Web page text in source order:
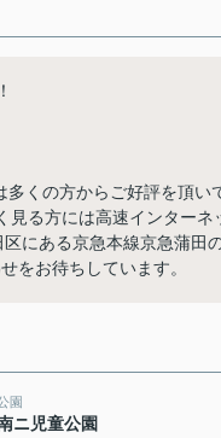
くの方からご好評を頂い
見る方には高速インターネ
にある京急本線京急蒲田
をお待ちしています。
園
ニ児童公園